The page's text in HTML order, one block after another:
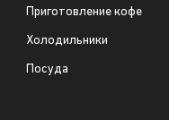
Приготовление кофе
Холодильники
Посуда